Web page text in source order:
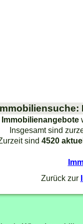
Immobilienangebote
Insgesamt sind
sind 4520
Zurück zur